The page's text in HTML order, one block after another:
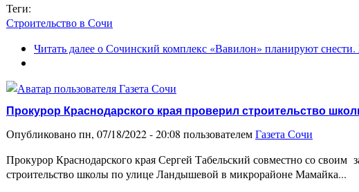
Теги:
Строительство в Сочи
Читать далеео Сочинский комплекс «Вавилон» планируют снести.
Прокурор Краснодарского края проверил строительство
Опубликовано пн, 07/18/2022 - 20:08 пользователемГазета Сочи
Прокурор Краснодарского края Сергей Табельский совместно со
строительство школы по улице Ландышевой в микрорайоне Мамайка...